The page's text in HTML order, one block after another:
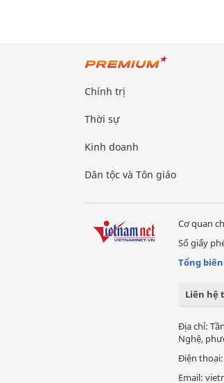
Chính trị
Thời sự
Kinh doanh
Dân tộc và Tôn giáo
Cơ quan
Số giấy
Tổng
Liên hệ
Địa chỉ:
Nghệ,
Điện thoại:
Email: